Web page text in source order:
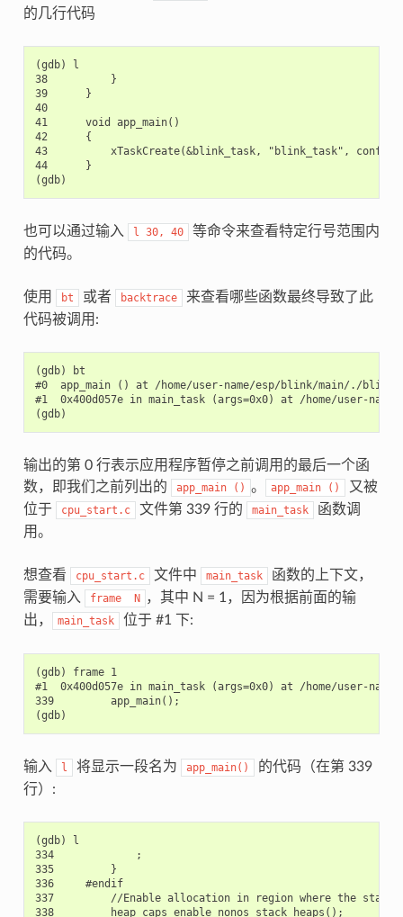
的几行代码
(gdb) l
38          }
39      }
40
41      void app_main()
42      {
43          xTaskCreate(&blink_task, "blink_task",
44      }
也可以通过输入 l 30, 40
等命令来查看特定行号范围内
的代码。
使用 bt 或者 backtrace
来查看哪些函数最终导致了此
代码被调用:
(gdb) bt
#0  app_main () at /home/user-name/esp/blink/main/./
#1  0x400d057e in main_task (args=0x0) at /home/user-
输出的第 0 行表示应用程序暂停之前调用的最后一个函
数，即我们之前列出的
app_main () 。 app_main ()
又被
位于
cpu_start.c 文件第 339 行的 main_task
函数调
用。
想查看 cpu_start.c 文件中 main_task
函数的上下文，
需要输入
frame N
，其中 N = 1，因为根据前面的输
出，
main_task 位于 #1 下:
(gdb) frame 1
#1  0x400d057e in main_task (args=0x0) at /home/user-
339         app_main();
输入 l 将显示一段名为 app_main()
的代码（在第 339
行）:
(gdb) l
334             ;
335         }
336     #endif
337         //Enable allocation in region where the
338         heap_caps_enable_nonos_stack_heaps();